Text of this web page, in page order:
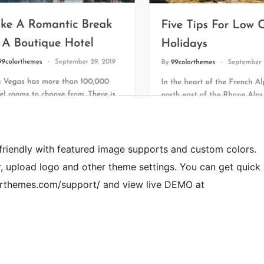
with featured image supports and custom colors.
logo and other theme settings. You can get quick
support/ and view live DEMO at